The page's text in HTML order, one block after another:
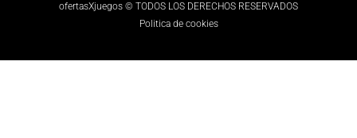
ofertasXjuegos © TODOS LOS DERECHOS RESERVADOS
Politica de cookies